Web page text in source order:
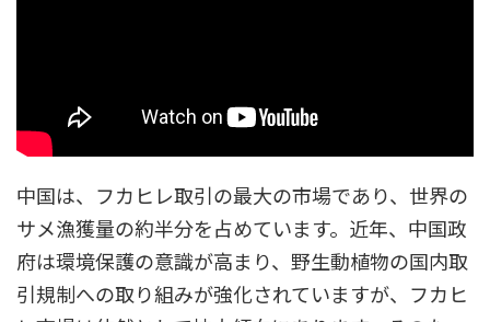
中国は、フカヒレ取引の最大の市場であり、世界の
サメ漁獲量の約半分を占めています。近年、中国政
府は環境保護の意識が高まり、野生動植物の国内取
引規制への取り組みが強化されていますが、フカヒ